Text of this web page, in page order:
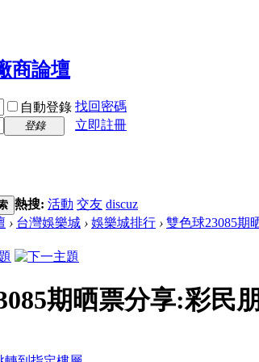
自動登錄 找回密碼
登錄
立即註冊
熱搜: 活動 交友 discuz
› 台灣娛樂城 › 娛樂城排行 › 雙色球23085期
期晒票分享:彩民